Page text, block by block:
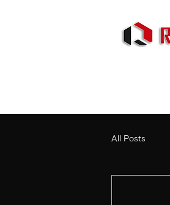
All Posts